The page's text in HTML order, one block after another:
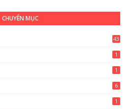
CHUYÊN MỤC
43
1
1
6
1